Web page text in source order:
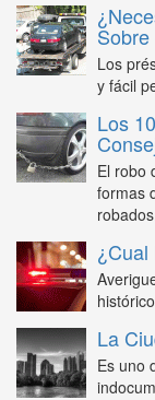
Los
y fácil
Los
El robo
formas
La
Es uno